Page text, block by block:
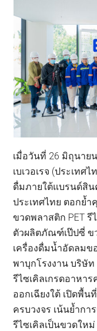
เมื่อวันที่ 26 มิถุนาย
เบเวอเรจ (ประเทศ
ดื่มภายใต้แบรนด์สิ
ประเทศไทย ตอกย้
ขวดพลาสติก PET รี
ตัวผลิตภัณฑ์เป๊ปซี่ ขว
เครื่องดื่มน้ำอัดลมข
พาบุกโรงงาน บริษั
รีไซเคิลเกรดอาหา
ออกเฉียงใต้ เปิดพื้น
ครบวงจร เน้นย้ำกา
รีไซเคิลเป็นขวดใหม่